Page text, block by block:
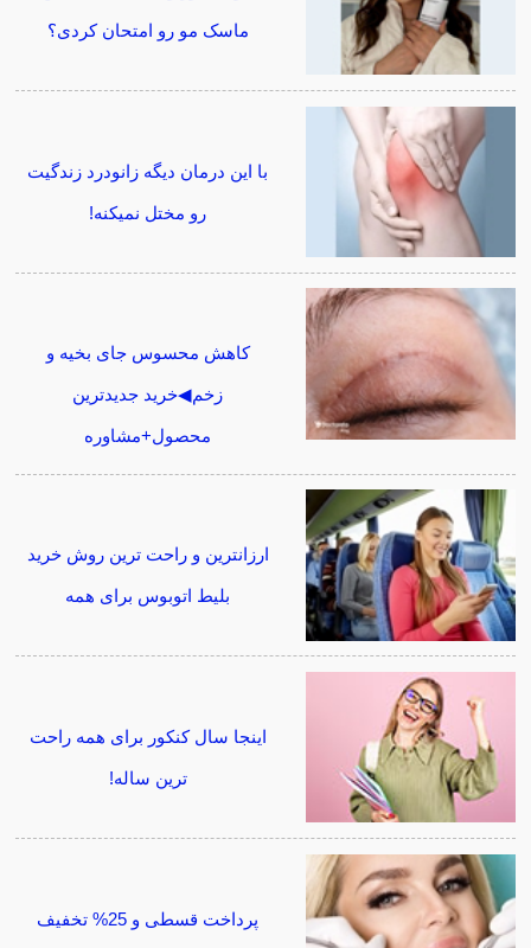
ماسک مو رو امتحان کردی؟
با این درمان دیگه زانودرد زندگیت
رو مختل نمیکنه!
کاهش محسوس جای بخیه و
زخم◀خرید جدیدترین
محصول+مشاوره
ارزانترین و راحت ترین روش خرید
بلیط اتوبوس برای همه
اینجا سال کنکور برای همه راحت
ترین ساله!
پرداخت قسطی و 25% تخفیف